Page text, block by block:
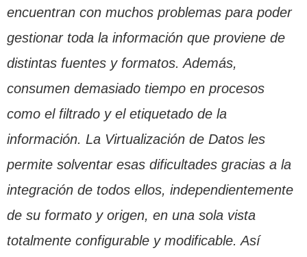
encuentran con muchos problemas para poder
gestionar toda la información que proviene de
distintas fuentes y formatos. Además,
consumen demasiado tiempo en procesos
como el filtrado y el etiquetado de la
información. La Virtualización de Datos les
permite solventar esas dificultades gracias a la
integración de todos ellos, independientemente
de su formato y origen, en una sola vista
totalmente configurable y modificable. Así